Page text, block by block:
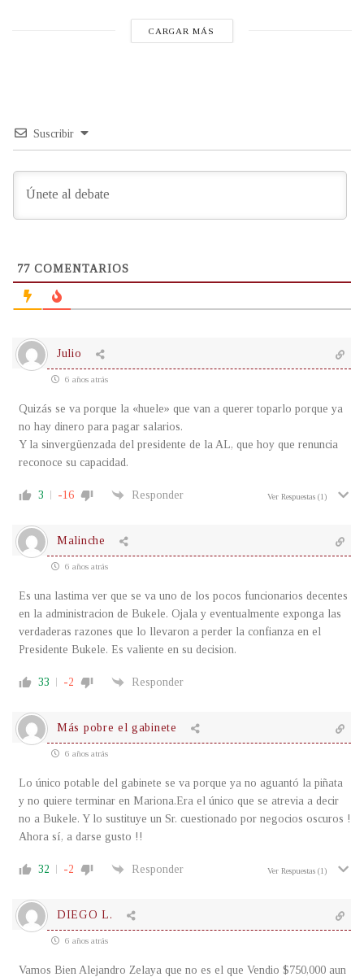
CARGAR MÁS
Suscribir
77 COMENTARIOS
Julio
6 años atrás
Quizás se va porque la «huele» que van a querer toparlo porque ya
no hay dinero para pagar salarios.
Y la sinvergüenzada del presidente de la AL, que hoy que renuncia
reconoce su capacidad.
3 -16 Responder Ver Respuestas (1)
Malinche
6 años atrás
Es una lastima ver que se va uno de los pocos funcionarios decentes
en la administracion de Bukele. Ojala y eventualmente exponga las
verdaderas razones que lo llevaron a perder la confianza en el
Presidente Bukele. Es valiente en su decision.
33 -2 Responder
Más pobre el gabinete
6 años atrás
Lo único potable del gabinete se va porque ya no aguantó la piñata
y no quiere terminar en Mariona.Era el único que se atrevia a decir
no a Bukele. Y lo sustituye un Sr. cuestionado por negocios oscuros !
Ahora sí, a darse gusto !!
32 -2 Responder Ver Respuestas (1)
DIEGO L.
6 años atrás
Vamos Bien Alejandro Zelaya que no es el que Vendio $750,000 aun